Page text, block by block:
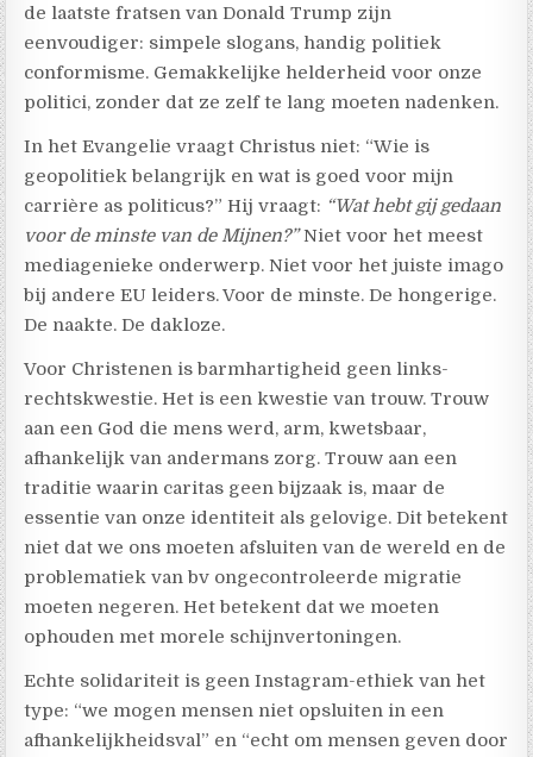
de laatste fratsen van Donald Trump zijn
eenvoudiger: simpele slogans, handig politiek
conformisme. Gemakkelijke helderheid voor onze
politici, zonder dat ze zelf te lang moeten nadenken.
In het Evangelie vraagt Christus niet: “Wie is
geopolitiek belangrijk en wat is goed voor mijn
carrière as politicus?” Hij vraagt: “Wat hebt gij gedaan
voor de minste van de Mijnen?”Niet voor het meest
mediagenieke onderwerp. Niet voor het juiste imago
bij andere EU leiders. Voor de minste. De hongerige.
De naakte. De dakloze.
Voor Christenen is barmhartigheid geen links-
rechtskwestie. Het is een kwestie van trouw. Trouw
aan een God die mens werd, arm, kwetsbaar,
afhankelijk van andermans zorg. Trouw aan een
traditie waarin caritas geen bijzaak is, maar de
essentie van onze identiteit als gelovige. Dit betekent
niet dat we ons moeten afsluiten van de wereld en de
problematiek van bv ongecontroleerde migratie
moeten negeren. Het betekent dat we moeten
ophouden met morele schijnvertoningen.
Echte solidariteit is geen Instagram-ethiek van het
type: “we mogen mensen niet opsluiten in een
afhankelijkheidsval” en “echt om mensen geven door